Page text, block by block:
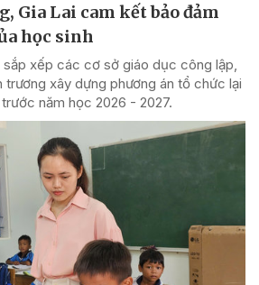
Gia Lai cam kết bảo đảm
học sinh
xếp các cơ sở giáo dục công lập,
trương xây dựng phương án tổ chức lại
năm học 2026 - 2027.